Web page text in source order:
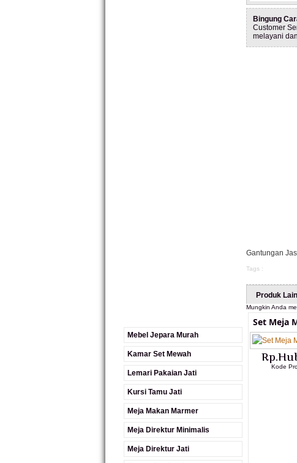
Mebel Jepara Murah
Kamar Set Mewah
Lemari Pakaian Jati
Kursi Tamu Jati
Meja Makan Marmer
Meja Direktur Minimalis
Meja Direktur Jati
Bingung
Customer
melayani
Gantungan
Tags :
Produk
Mungkin Anda
Set Meja
Kode